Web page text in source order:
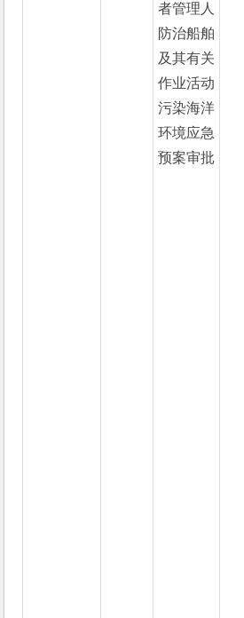
者管理人
防治船舶
及其有关
作业活动
污染海洋
环境应急
预案审批